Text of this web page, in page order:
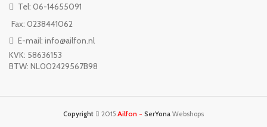
Tel: 06-14655091
Fax: 0238441062
E-mail: info@ailfon.nl
KVK: 58636153
BTW: NL002429567B98
Copyright 2015 Ailfon - SerYona Webshops